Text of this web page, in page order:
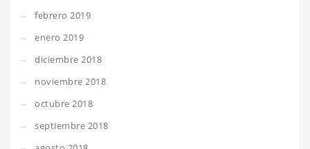
febrero 2019
enero 2019
diciembre 2018
noviembre 2018
octubre 2018
septiembre 2018